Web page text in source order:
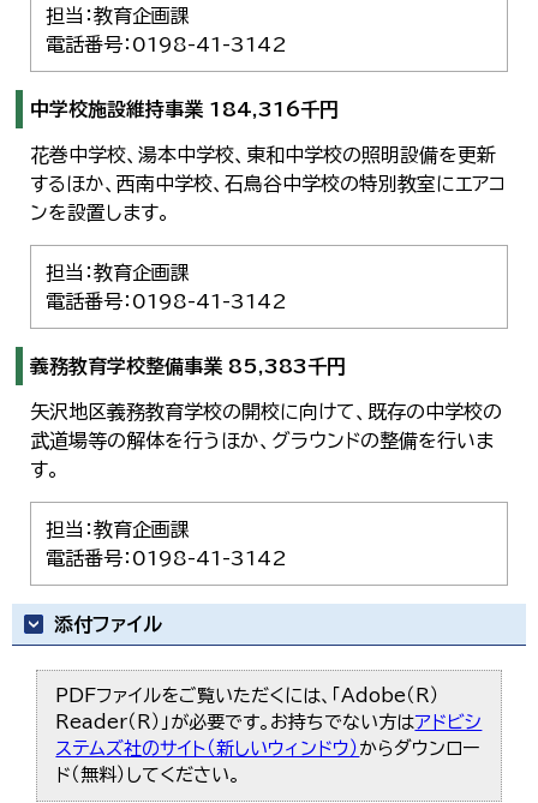
担当：教育企画課
電話番号：0198-41-3142
中学校施設維持事業 184,316千円
花巻中学校、湯本中学校、東和中学校の照明設備を更新
するほか、西南中学校、石鳥谷中学校の特別教室にエアコ
ンを設置します。
担当：教育企画課
電話番号：0198-41-3142
義務教育学校整備事業 85,383千円
矢沢地区義務教育学校の開校に向けて、既存の中学校の
武道場等の解体を行うほか、グラウンドの整備を行いま
す。
担当：教育企画課
電話番号：0198-41-3142
添付ファイル
PDFファイルをご覧いただくには、「Adobe（R）
Reader（R）」が必要です。お持ちでない方はアドビシ
ステムズ社のサイト（新しいウィンドウ） からダウンロー
ド（無料）してください。